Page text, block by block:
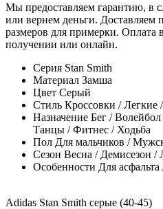
Мы предоставляем гарантию, в
или вернем деньги. Доставляем
размеров для примерки.
получении или онлайн.
Серия Stan Smith
Материал Замша
Цвет Серый
Стиль Кроссовки /
Назначение Бег /
Танцы / Фитнес / Ходьба
Пол Для мальчиков /
Сезон Весна / Демисезон /
Особенности Для
Adidas Stan Smith серые (40-45)